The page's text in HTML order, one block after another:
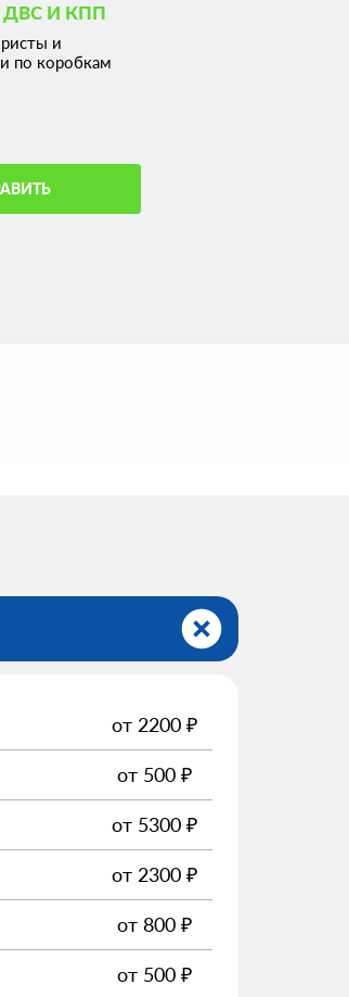
И КПП
и
по коробкам
от 2200 ₽
от 500 ₽
от 5300 ₽
от 2300 ₽
от 800 ₽
от 500 ₽